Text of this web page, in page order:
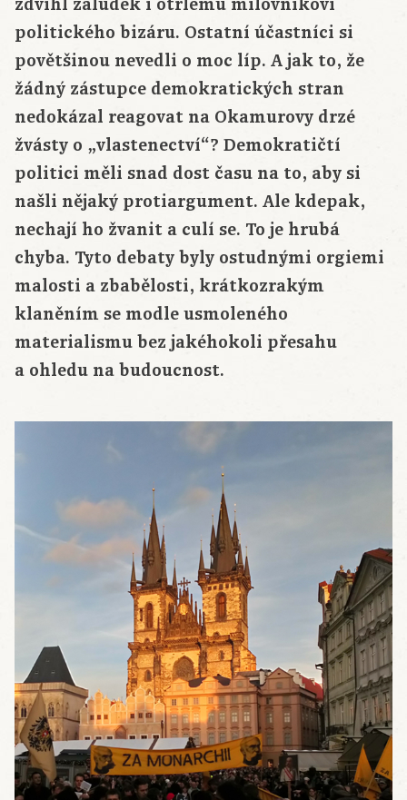
zdvihl žaludek i otrlému milovníkovi
politického bizáru. Ostatní účastníci si
povětšinou nevedli o moc líp. A jak to, že
žádný zástupce demokratických stran
nedokázal reagovat na Okamurovy drzé
žvásty o „vlastenectví“? Demokratičtí
politici měli snad dost času na to, aby si
našli nějaký protiargument. Ale kdepak,
nechají ho žvanit a culí se. To je hrubá
chyba. Tyto debaty byly ostudnými orgiemi
malosti a zbabělosti, krátkozrakým
klaněním se modle usmoleného
materialismu bez jakéhokoli přesahu
a ohledu na budoucnost.